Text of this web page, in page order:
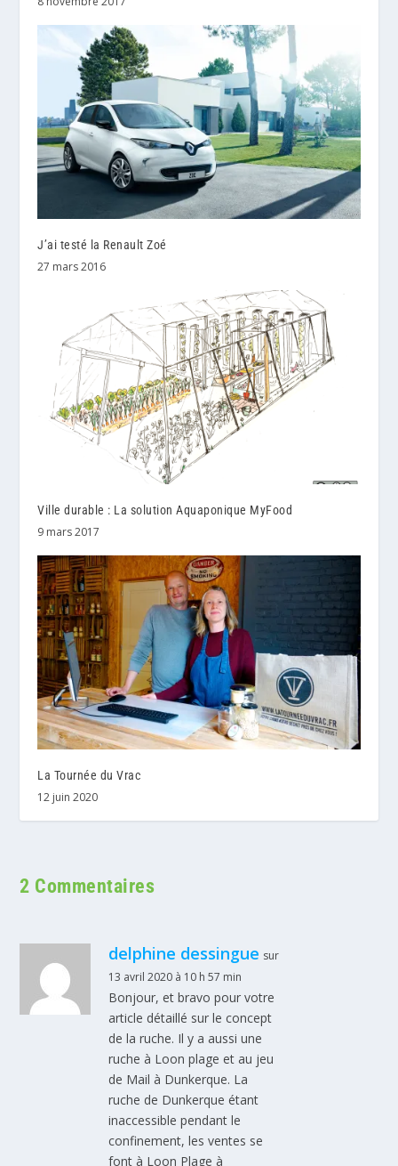
J’ai testé la Renault Zoé
27 mars 2016
Ville durable : La solution Aquaponique MyFood
9 mars 2017
La Tournée du Vrac
12 juin 2020
2 Commentaires
delphine dessingue sur
13 avril 2020 à 10 h 57 min
Bonjour, et bravo pour votre
article détaillé sur le concept
de la ruche. Il y a aussi une
ruche à Loon plage et au jeu
de Mail à Dunkerque. La
ruche de Dunkerque étant
inaccessible pendant le
confinement, les ventes se
font à Loon Plage à